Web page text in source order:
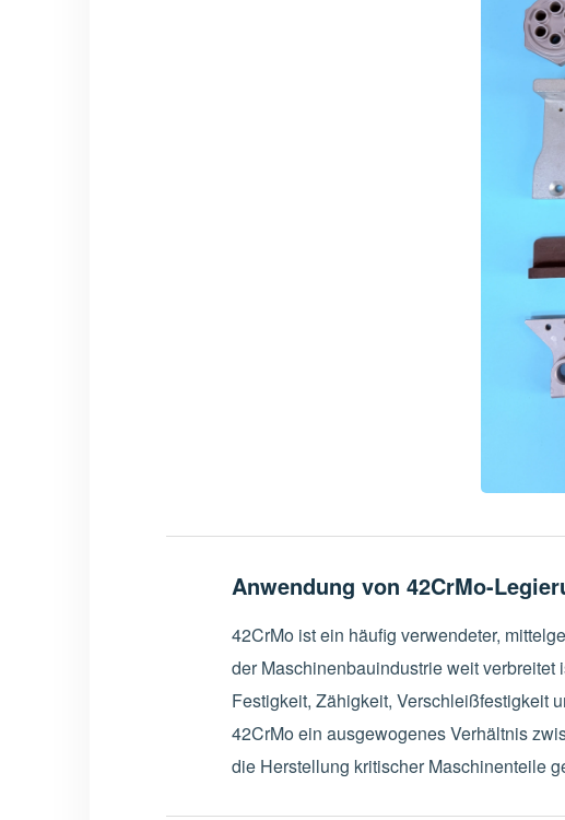
Anwendung von 42CrMo-
42CrMo ist ein häufig verwendeter,
der Maschinenbauindustrie weit
Festigkeit, Zähigkeit, Verschleißfestigkeit
42CrMo ein ausgewogenes Verhältnis
die Herstellung kritischer Maschinenteile